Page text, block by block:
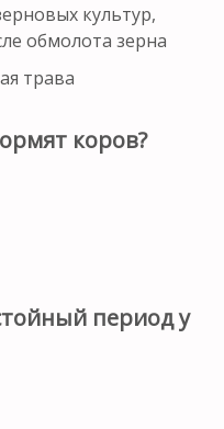
культур,
обмолота зерна
трава
коров?
период у